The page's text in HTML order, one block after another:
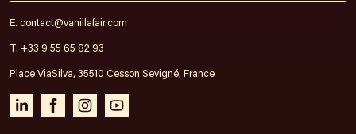
E. contact@vanillafair.com
T. +33 9 55 65 82 93
Place ViaSilva, 35510 Cesson Sevigné, France